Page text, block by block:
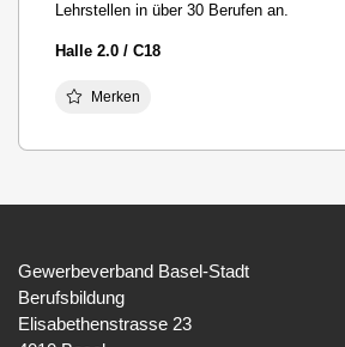
Lehrstellen in über 30 Berufen an.
Halle 2.0 / C18
Merken
Gewerbeverband Basel-Stadt
Berufsbildung
Elisabethenstrasse 23